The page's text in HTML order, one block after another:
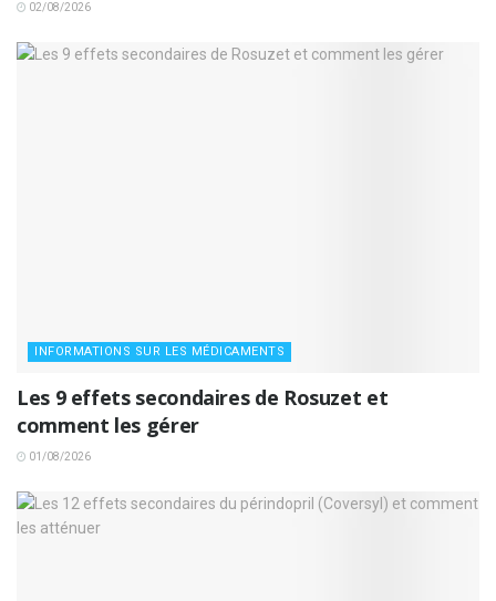
02/08/2026
INFORMATIONS SUR LES MÉDICAMENTS
Les 9 effets secondaires de Rosuzet et
comment les gérer
01/08/2026